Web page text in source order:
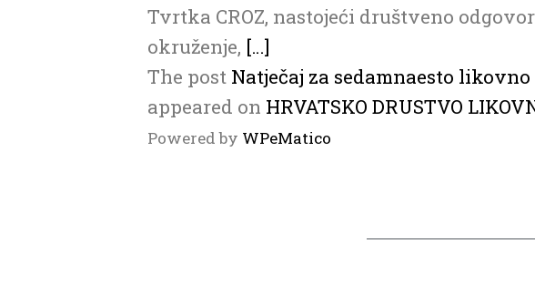
Tvrtka CROZ, nastojeći društveno
okruženje, […]
The post Natječaj za sedamnaesto
appeared on HRVATSKO DRUSTVO
Powered by WPeMatico